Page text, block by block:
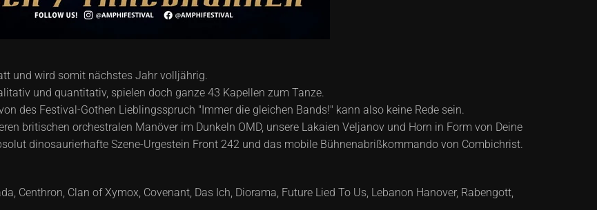
und wird somit nächstes Jahr volljährig.
und quantitativ, spielen doch ganze 43 Kapellen zum Tanze.
des Festival-Gothen Lieblingsspruch "Immer die gleichen Bands!" kann also keine Rede sein.
britischen orchestralen Manöver im Dunkeln OMD, unsere Lakaien Veljanov und Horn in Form von Deine
dinosaurierhafte Szene-Urgestein Front 242 und das mobile Bühnenabrißkommando von Combichrist.
Centhron, Clan of Xymox, Covenant, Das Ich, Diorama, Future Lied To Us, Lebanon Hanover, Rabengott,